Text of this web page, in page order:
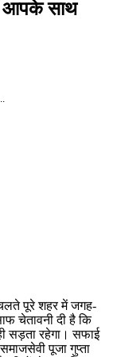
आपके साथ
पूरे शहर में जगह-
चेतावनी दी है कि
सड़ता रहेगा। सफाई
पूजा गुप्ता